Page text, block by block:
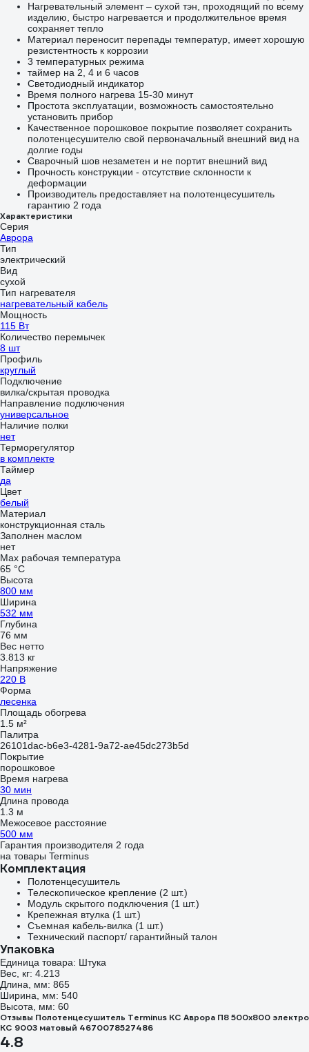
Нагревательный элемент – сухой тэн, проходящий по всему
изделию, быстро нагревается и продолжительное время
сохраняет тепло
Материал переносит перепады температур, имеет хорошую
резистентность к коррозии
3 температурных режима
таймер на 2, 4 и 6 часов
Светодиодный индикатор
Время полного нагрева 15-30 минут
Простота эксплуатации, возможность самостоятельно
установить прибор
Качественное порошковое покрытие позволяет сохранить
полотенцесушителю свой первоначальный внешний вид на
долгие годы
Сварочный шов незаметен и не портит внешний вид
Прочность конструкции - отсутствие склонности к
деформации
Производитель предоставляет на полотенцесушитель
гарантию 2 года
Характеристики
Серия
Аврора
Тип
электрический
Вид
сухой
Тип нагревателя
нагревательный кабель
Мощность
115 Вт
Количество перемычек
8 шт
Профиль
круглый
Подключение
вилка/скрытая проводка
Направление подключения
универсальное
Наличие полки
нет
Терморегулятор
в комплекте
Таймер
да
Цвет
белый
Материал
конструкционная сталь
Заполнен маслом
нет
Max рабочая температура
65 °С
Высота
800 мм
Ширина
532 мм
Глубина
76 мм
Вес нетто
3.813 кг
Напряжение
220 В
Форма
лесенка
Площадь обогрева
1.5 м²
Палитра
26101dac-b6e3-4281-9a72-ae45dc273b5d
Покрытие
порошковое
Время нагрева
30 мин
Длина провода
1.3 м
Межосевое расстояние
500 мм
Гарантия производителя 2 года
на товары Terminus
Комплектация
Полотенцесушитель
Телескопическое крепление (2 шт.)
Модуль скрытого подключения (1 шт.)
Крепежная втулка (1 шт.)
Съемная кабель-вилка (1 шт.)
Технический паспорт/ гарантийный талон
Упаковка
Единица товара: Штука
Вес, кг: 4.213
Длина, мм: 865
Ширина, мм: 540
Высота, мм: 60
Отзывы Полотенцесушитель Terminus КС Аврора П8 500x800 электро
КС 9003 матовый 4670078527486
4.8